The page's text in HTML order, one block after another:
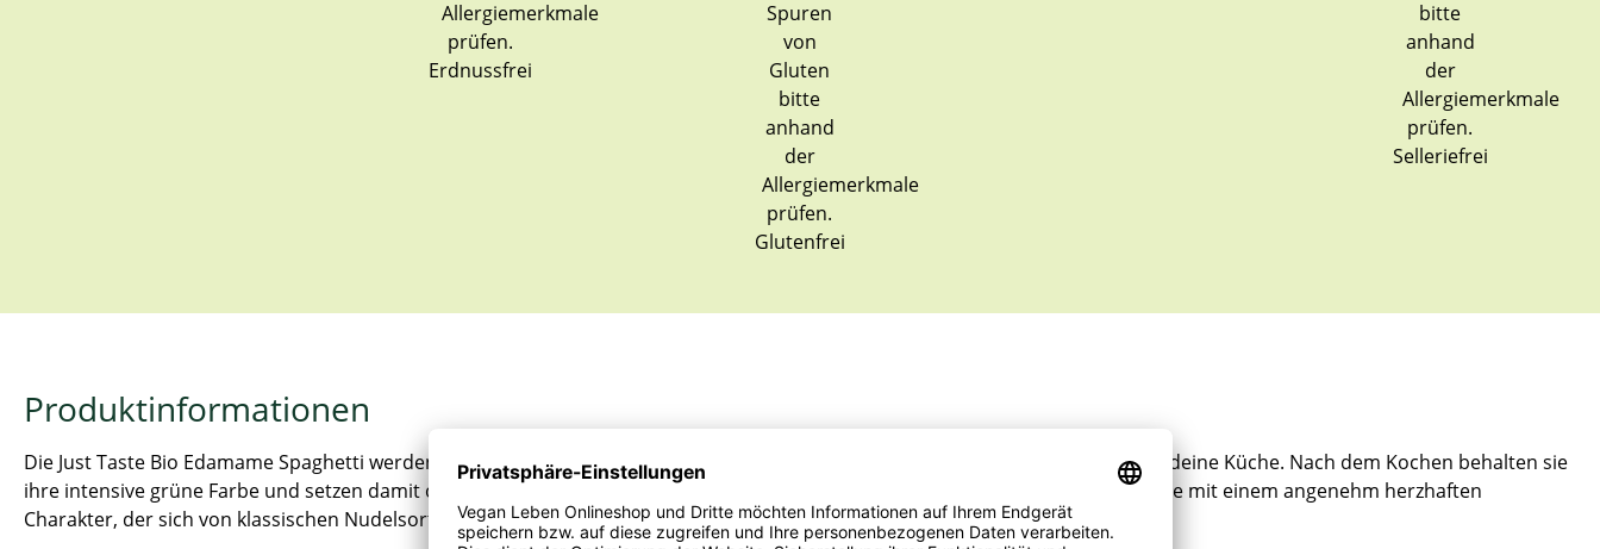
Erdnussfrei
Glutenfrei
Selleriefrei
Produktinformationen
Die Just Taste Bio Edamame Spaghetti werden aus grünen Sojabohnen hergestellt und bringen eine besondere Abwechslung in deine Küche. Nach dem Kochen behalten sie
ihre intensive grüne Farbe und setzen damit optische Akzente auf dem Teller. Geschmacklich erwartet dich eine fein nussige Note mit einem angenehm herzhaften
Charakter, der sich von klassischen Nudelsorten unterscheidet und vielseitige Kombinationen ermöglicht.